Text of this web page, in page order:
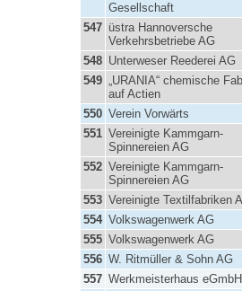
Gesellschaft
547 üstra Hannoversche
Verkehrsbetriebe AG
548 Unterweser Reederei AG
549 „URANIA“ chemische
auf Actien
550 Verein Vorwärts
551 Vereinigte Kammgarn-
Spinnereien AG
552 Vereinigte Kammgarn-
Spinnereien AG
553 Vereinigte Textilfabriken
554 Volkswagenwerk AG
555 Volkswagenwerk AG
556 W. Ritmüller & Sohn AG
557 Werkmeisterhaus eGmbH